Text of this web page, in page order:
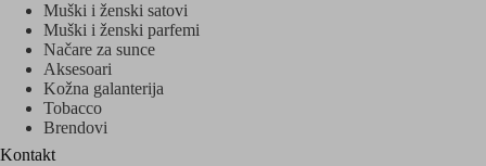
Muški i ženski satovi
Muški i ženski parfemi
Načare za sunce
Aksesoari
Kožna galanterija
Tobacco
Brendovi
Kontakt